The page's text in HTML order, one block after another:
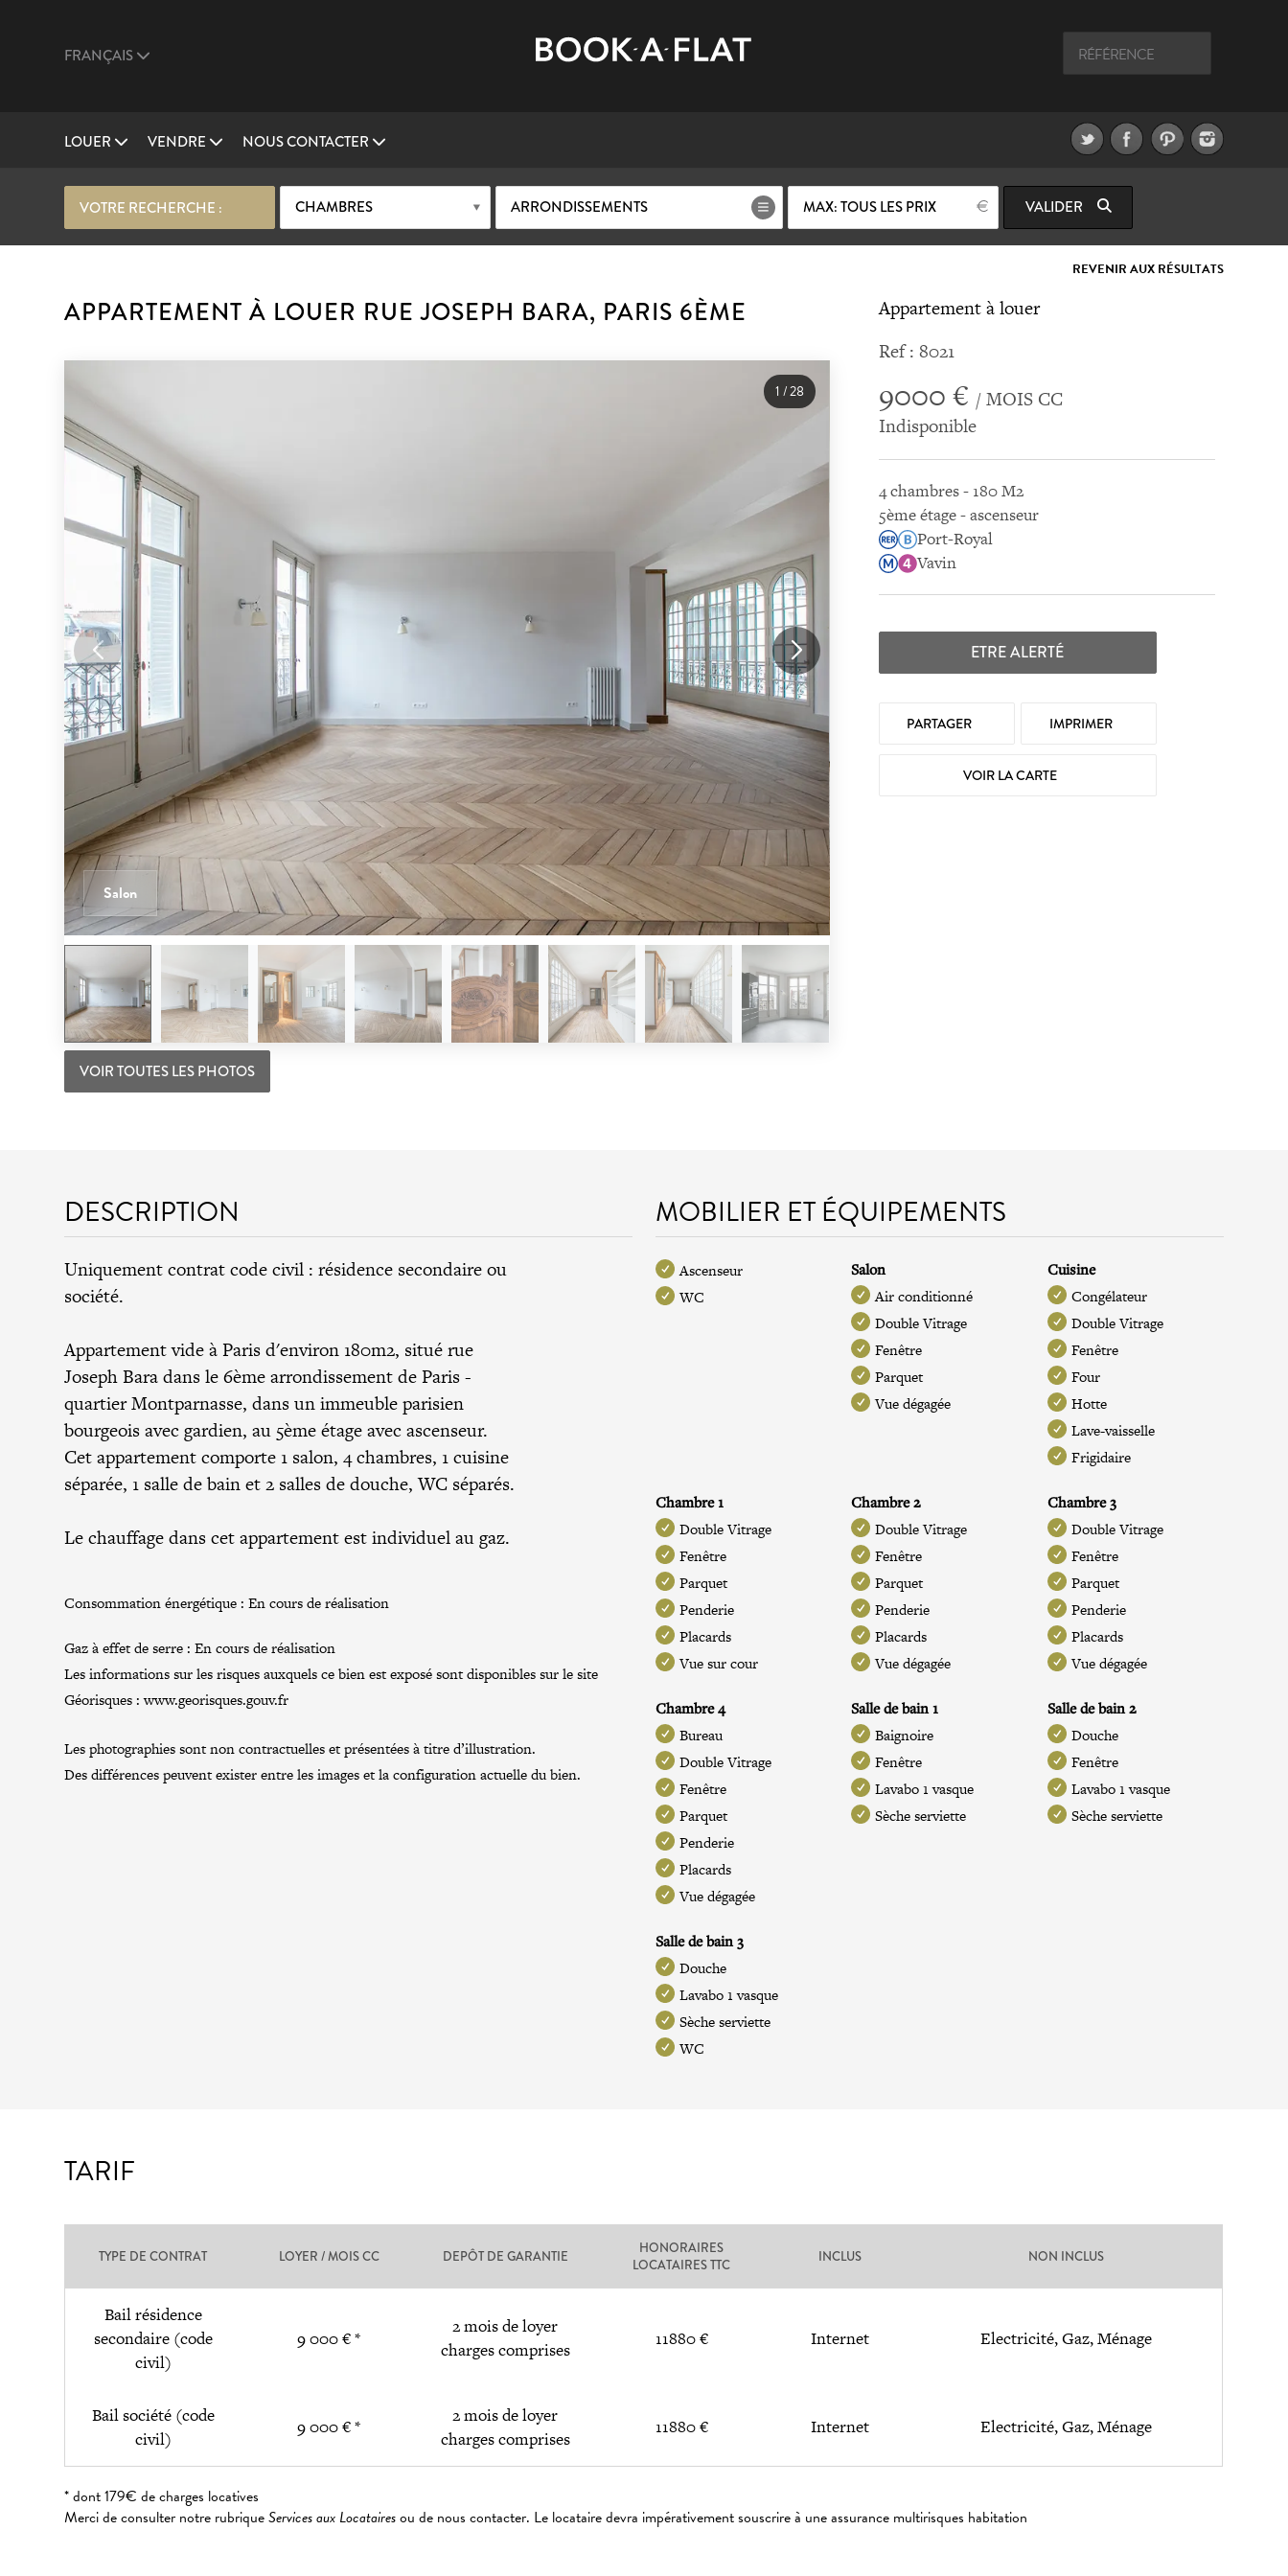
FRANÇAIS
LOUER VENDRE NOUS CONTACTER
VOTRE RECHERCHE : CHAMBRES ARRONDISSEMENTS MAX: TOUS LES PRIX VALIDER
REVENIR AUX RÉSULTATS
APPARTEMENT À LOUER RUE JOSEPH BARA, PARIS 6ÈME
Salon
1 /28
VOIR TOUTES LES PHOTOS
Appartement à louer
Ref : 8021
9000 € / MOIS CC
Indisponible
4 chambres - 180 M2
5ème étage - ascenseur
Port-Royal
Vavin
ETRE ALERTÉ
PARTAGER IMPRIMER
VOIR LA CARTE
DESCRIPTION
Uniquement contrat code civil : résidence secondaire ou
société.
Appartement vide à Paris d'environ 180m2, situé rue
Joseph Bara dans le6ème arrondissement de Paris-
quartier Montparnasse, dans un immeuble parisien
bourgeois avec gardien, au 5ème étage avec ascenseur.
Cet appartement comporte 1 salon, 4 chambres, 1 cuisine
séparée, 1 salle de bain et 2 salles de douche, WC séparés.
Le chauffage dans cet appartement est individuel au gaz.
Consommation énergétique :En cours de réalisation
Gaz à effet de serre :En cours de réalisation
Les informations sur les risques auxquels ce bien est exposé sont disponibles sur le site
Géorisques :www.georisques.gouv.fr
Les photographies sont non contractuelles et présentées à titre d’illustration.
Des différences peuvent exister entre les images et la configuration actuelle du bien.
MOBILIER ET ÉQUIPEMENTS
Ascenseur
WC
Salon
Air conditionné
Double Vitrage
Fenêtre
Parquet
Vue dégagée
Cuisine
Congélateur
Double Vitrage
Fenêtre
Four
Hotte
Lave-vaisselle
Frigidaire
Chambre 1
Double Vitrage
Fenêtre
Parquet
Penderie
Placards
Vue sur cour
Chambre 2
Double Vitrage
Fenêtre
Parquet
Penderie
Placards
Vue dégagée
Chambre 3
Double Vitrage
Fenêtre
Parquet
Penderie
Placards
Vue dégagée
Chambre 4
Bureau
Double Vitrage
Fenêtre
Parquet
Penderie
Placards
Vue dégagée
Salle de bain 1
Baignoire
Fenêtre
Lavabo 1 vasque
Sèche serviette
Salle de bain 2
Douche
Fenêtre
Lavabo 1 vasque
Sèche serviette
Salle de bain 3
Douche
Lavabo 1 vasque
Sèche serviette
WC
TARIF
TYPE DE CONTRAT LOYER / MOIS CC DEPÔT DE GARANTIE
HONORAIRES
LOCATAIRES TTC
INCLUS NON INCLUS
Bail résidence
secondaire (code
civil)
9 000 € *
2 mois de loyer
charges comprises
11880 € Internet Electricité, Gaz, Ménage
Bail société (code
civil)
9 000 € *
2 mois de loyer
charges comprises
11880 € Internet Electricité, Gaz, Ménage
* dont 179€ de charges locatives
Merci de consulter notre rubriqueServices aux Locatairesou de nous contacter. Le locataire devra impérativement souscrire à une assurance multirisques habitation